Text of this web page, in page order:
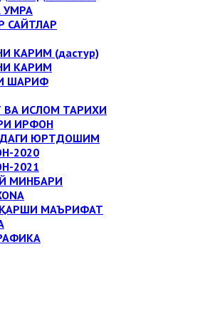
УМРА
САЙТЛАР
КАРИМ (дастур)
КАРИМ
ШАРИФ
ВА ИСЛОМ ТАРИХИ
ИРФОН
ЮРТДОШИМ
2020
2021
МИНБАРИ
МАЪРИФАТ